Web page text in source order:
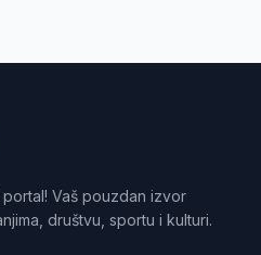
Vaš pouzdan izvor
društvu, sportu i kulturi.